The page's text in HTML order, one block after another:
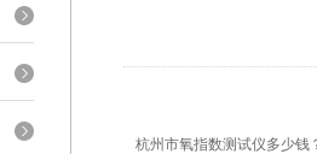
杭州市氧指数测试仪多少钱